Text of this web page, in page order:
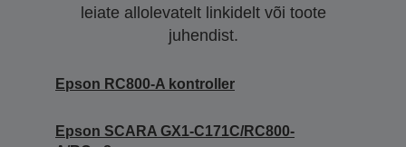
leiate allolevatelt linkidelt või toote
juhendist.
Epson RC800-A kontroller
Epson SCARA GX1-C171C/RC800-